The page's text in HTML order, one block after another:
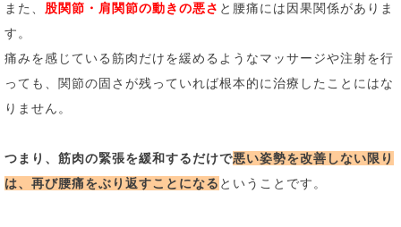
また、 股関節・肩関節の動きの悪さ と腰痛には因果関係がありま
す。
痛みを感じている筋肉だけを緩めるようなマッサージや注射を行
っても、 関節の固さが残っていれば根本的に治療したことにはな
りません。
つまり、筋肉の緊張を緩和するだけで悪い姿勢を改善しない限り
は、 再び腰痛をぶり返すことになる ということです。